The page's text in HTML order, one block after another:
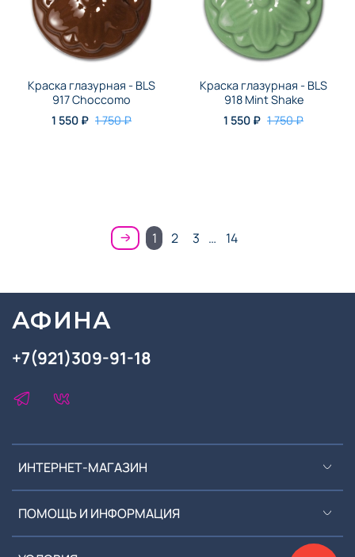
Краска глазурная - BLS
917 Choccomo
1 550 ₽ 1 750 ₽
Краска глазурная - BLS
918 Mint Shake
1 550 ₽ 1 750 ₽
1 2 3 … 14
ИНТЕРНЕТ-МАГАЗИН
ПОМОЩЬ И ИНФОРМАЦИЯ
+7(921)309-91-18
АФИНА